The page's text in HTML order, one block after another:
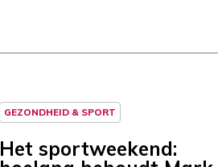
GEZONDHEID & SPORT
Het sportweekend: